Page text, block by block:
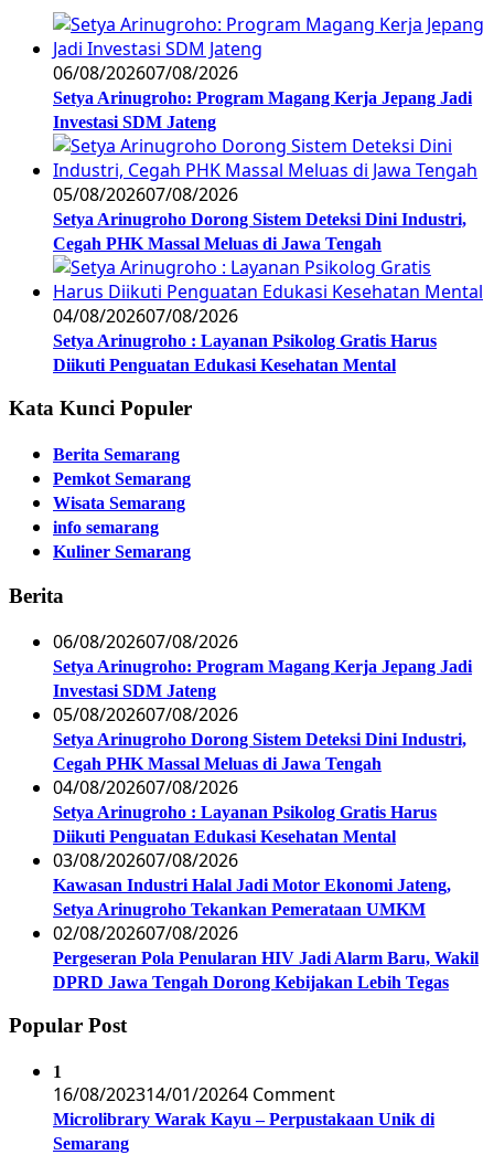
06/08/202607/08/2026
Setya Arinugroho: Program Magang Kerja Jepang Jadi
Investasi SDM Jateng
05/08/202607/08/2026
Setya Arinugroho Dorong Sistem Deteksi Dini Industri,
Cegah PHK Massal Meluas di Jawa Tengah
04/08/202607/08/2026
Setya Arinugroho : Layanan Psikolog Gratis Harus
Diikuti Penguatan Edukasi Kesehatan Mental
Kata Kunci Populer
Berita Semarang
Pemkot Semarang
Wisata Semarang
info semarang
Kuliner Semarang
Berita
06/08/202607/08/2026
Setya Arinugroho: Program Magang Kerja Jepang Jadi
Investasi SDM Jateng
05/08/202607/08/2026
Setya Arinugroho Dorong Sistem Deteksi Dini Industri,
Cegah PHK Massal Meluas di Jawa Tengah
04/08/202607/08/2026
Setya Arinugroho : Layanan Psikolog Gratis Harus
Diikuti Penguatan Edukasi Kesehatan Mental
03/08/202607/08/2026
Kawasan Industri Halal Jadi Motor Ekonomi Jateng,
Setya Arinugroho Tekankan Pemerataan UMKM
02/08/202607/08/2026
Pergeseran Pola Penularan HIV Jadi Alarm Baru, Wakil
DPRD Jawa Tengah Dorong Kebijakan Lebih Tegas
Popular Post
1
16/08/202314/01/20264 Comment
Microlibrary Warak Kayu – Perpustakaan Unik di
Semarang